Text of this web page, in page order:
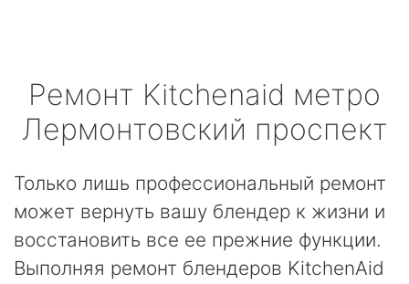
Ремонт Kitchenaid метро
Лермонтовский проспект
Только лишь профессиональный ремонт
может вернуть вашу блендер к жизни и
восстановить все ее прежние функции.
Выполняя ремонт блендеров KitchenAid